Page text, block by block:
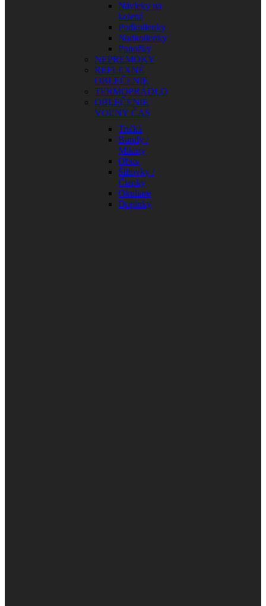
Návleky na
kolená
Podkolienky
Nadkolienky
Ponožky
NEPREMOKY
REFLEXNÉ
OBLEČENIE
TERMOPRÁDLO
OBLEČENIE
VOĽNÝ ČAS
Tričká
Bundy /
Mikiny
Obuv
Šiltovky /
Čiapky
Okuliare
Doplnky